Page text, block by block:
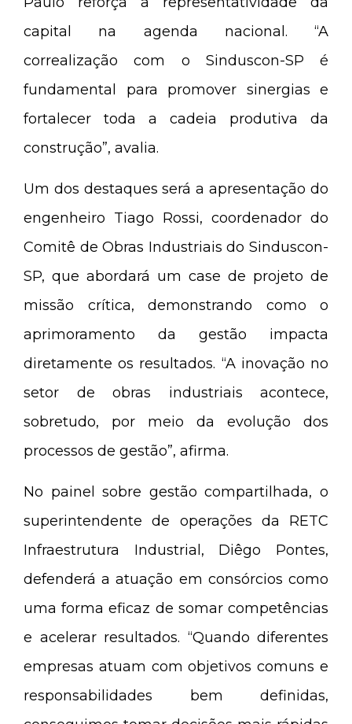
capital na agenda nacional. “A
correalização com o Sinduscon-SP é
fundamental para promover sinergias e
fortalecer toda a cadeia produtiva da
construção”, avalia.
Um dos destaques será a apresentação do
engenheiro Tiago Rossi, coordenador do
Comitê de Obras Industriais do Sinduscon-
SP, que abordará um case de projeto de
missão crítica, demonstrando como o
aprimoramento da gestão impacta
diretamente os resultados. “A inovação no
setor de obras industriais acontece,
sobretudo, por meio da evolução dos
processos de gestão”, afirma.
No painel sobre gestão compartilhada, o
superintendente de operações da RETC
Infraestrutura Industrial, Diêgo Pontes,
defenderá a atuação em consórcios como
uma forma eficaz de somar competências
e acelerar resultados. “Quando diferentes
empresas atuam com objetivos comuns e
responsabilidades bem definidas,